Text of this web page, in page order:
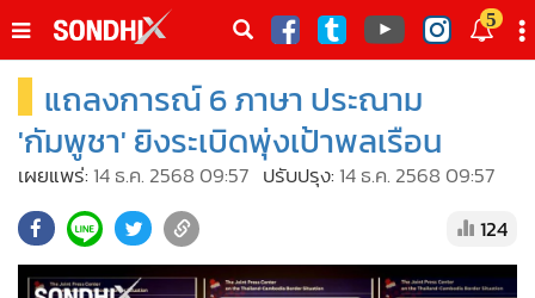
ดต
5
หน้าหลัก
• SondhiX
Social
• Sondhitalk
• ผู้เฒ่าเล่าเรื่อง
แถลงการณ์ 6 ภาษา ประณาม
'กัมพูชา' ยิงระเบิดพุ่งเป้าพลเรือน
เผยแพร่: 14 ธ.ค. 2568 09:57 ปรับปรุง: 14 ธ.ค. 2568 09:57
124